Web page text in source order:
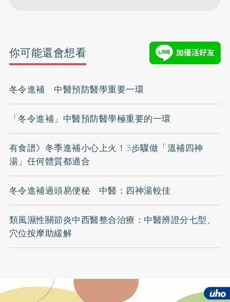
你可能還會想看
冬令進補 中醫預防醫學重要一環
「冬令進補」中醫預防醫學極重要的一環
有食譜》冬季進補小心上火！3步驟做「溫補四神
湯」任何體質都適合
冬令進補過頭易便秘 中醫：四神湯較佳
類風濕性關節炎中西醫整合治療：中醫辨證分七型、
穴位按摩助緩解